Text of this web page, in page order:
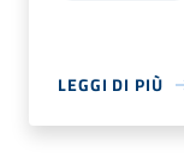
LEGGI DI PIÙ